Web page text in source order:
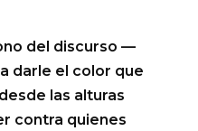
del discurso —
darle el color que
las alturas
contra quienes